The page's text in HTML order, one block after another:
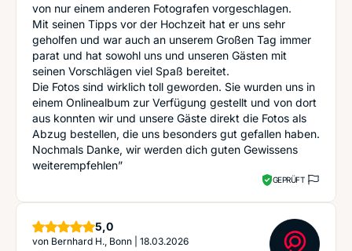
von nur einem anderen Fotografen vorgeschlagen.
Mit seinen Tipps vor der Hochzeit hat er uns sehr
geholfen und war auch an unserem Großen Tag immer
parat und hat sowohl uns und unseren Gästen mit
seinen Vorschlägen viel Spaß bereitet.
Die Fotos sind wirklich toll geworden. Sie wurden uns in
einem Onlinealbum zur Verfügung gestellt und von dort
aus konnten wir und unsere Gäste direkt die Fotos als
Abzug bestellen, die uns besonders gut gefallen haben.
Nochmals Danke, wir werden dich guten Gewissens
weiterempfehlen”
GEPRÜFT
5,0Sterne
von Bernhard H., Bonn 18.03.2026